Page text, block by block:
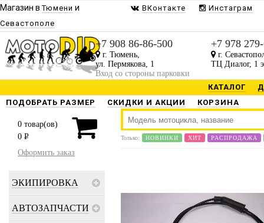
Магазин вТюмени и
Севастополе
ВКонтакте Инстаграм
+7 908 86-86-500
г. Тюмень,
ул. Пермякова, 1
Вход со стороны парковки
+7 978
г.
ТЦ Диалог, 1
КАТАЛОГ
ПОДОБРАТЬ РАЗМЕР
СКИДКИ И АКЦИИ КОРЗИНА
0 товар(ов)
0 P
Оформить заказ
ЭКИПИРОВКА
АВТОЗАПЧАСТИ
Только: НОВИНКИ ХИТ РАСПРОДАЖА